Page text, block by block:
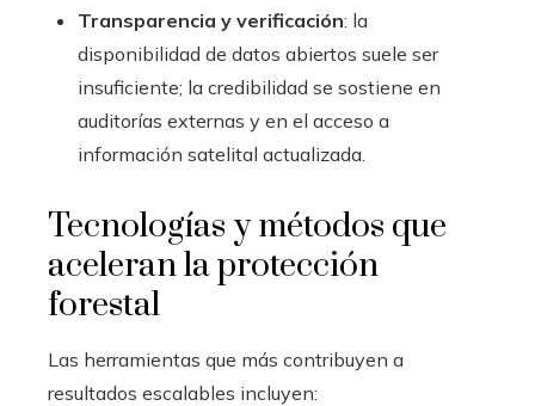
Transparencia y verificación: la
disponibilidad de datos abiertos suele ser
insuficiente; la credibilidad se sostiene en
auditorías externas y en el acceso a
información satelital actualizada.
Tecnologías y métodos que
aceleran la protección
forestal
Las herramientas que más contribuyen a
resultados escalables incluyen: